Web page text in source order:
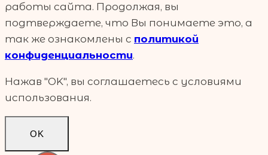
работы сайта. Продолжая, вы
подтверждаете, что Вы понимаете это, а
так же ознакомлены с политикой
конфиденциальности.
Нажав "OK", вы соглашаетесь с условиями
использования.
OK